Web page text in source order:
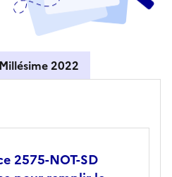
Millésime 2022
2575-NOT-SD